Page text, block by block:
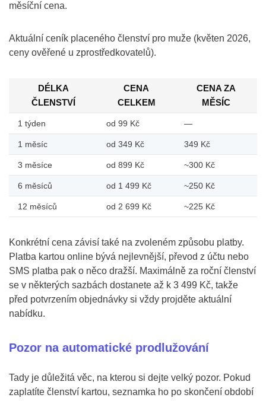
měsíční cena.
Aktuální ceník placeného členství pro muže (květen 2026,
ceny ověřené u zprostředkovatelů).
DÉLKA
ČLENSTVÍ
CENA
CELKEM
CENA ZA
MĚSÍC
1 týden od 99 Kč —
1 měsíc od 349 Kč 349 Kč
3 měsíce od 899 Kč ~300 Kč
6 měsíců od 1 499 Kč ~250 Kč
12 měsíců od 2 699 Kč ~225 Kč
Konkrétní cena závisí také na zvoleném způsobu platby.
Platba kartou online bývá nejlevnější, převod z účtu nebo
SMS platba pak o něco dražší. Maximálně za roční členství
se v některých sazbách dostanete až k 3 499 Kč, takže
před potvrzením objednávky si vždy projděte aktuální
nabídku.
Pozor na automatické prodlužování
Tady je důležitá věc, na kterou si dejte velký pozor. Pokud
zaplatíte členství kartou, seznamka ho po skončení období